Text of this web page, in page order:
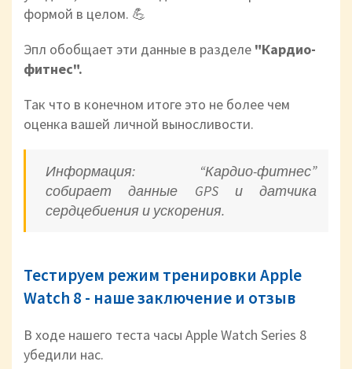
формой в целом. 💪
Эпл обобщает эти данные в разделе "Кардио-
фитнес".
Так что в конечном итоге это не более чем
оценка вашей личной выносливости.
Информация: “Кардио-фитнес”
собирает данные GPS и датчика
сердцебиения и ускорения.
Тестируем режим тренировки Apple
Watch 8 - наше заключение и отзыв
В ходе нашего теста часы Apple Watch Series 8
убедили нас.